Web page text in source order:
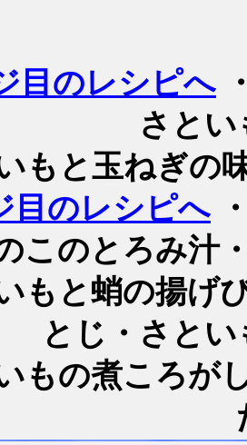
目のレシピへ
さと
もと玉ねぎの
目のレシピへ
このとろみ汁
もと蛸の揚げ
とじ・さと
もの煮ころが